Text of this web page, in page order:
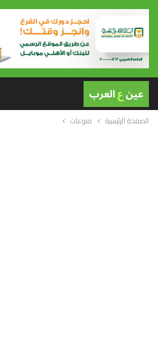
الصفحة الرئيسية منوعات